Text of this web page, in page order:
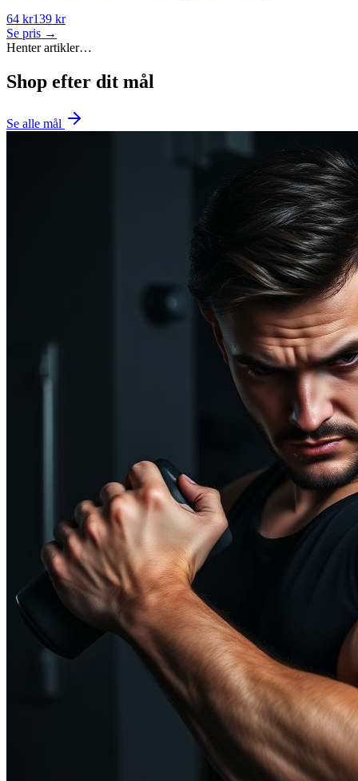
64 kr139 kr
Se pris →
Henter artikler…
Shop efter dit mål
Se alle mål